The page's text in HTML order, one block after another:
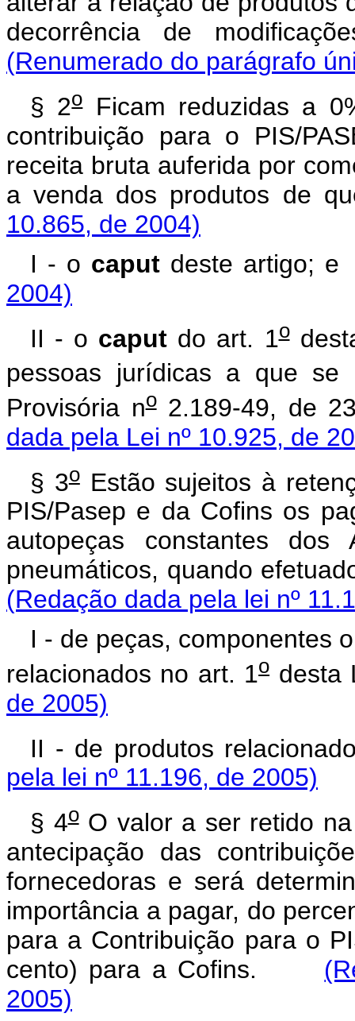
decorrência de
(Renumerado do parágrafo
§ 2oFicam reduzidas a
contribuição para o PIS/
receita bruta auferida por
a venda dos produtos
10.865, de 2004)
I - o caputdeste
2004)
II - o caput do art. 1o
pessoas jurídicas a que
Provisória no2.189-49, de
dada pela Lei nº 10.925, de
§ 3oEstão sujeitos à
PIS/Pasep e da Cofins os
autopeças constantes
pneumáticos, quando
(Redação dada pela lei nº
I - de peças, componentes
relacionados no art. 1o
de 2005)
II - de produtos
pela lei nº 11.196, de 2005)
§ 4oO valor a ser retido
antecipação das
fornecedoras e será
importância a pagar, do
para a Contribuição para o
cento) para a Cofins.
2005)